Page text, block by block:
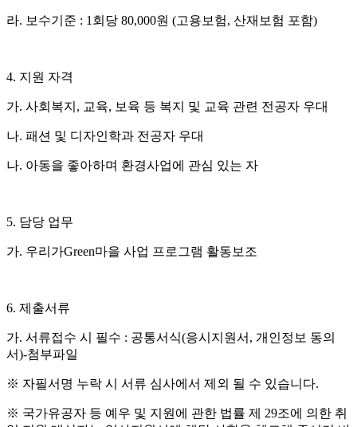
라. 보수기준 : 1 회당 80,000원 (고용보험, 산재보험 포함)
4. 지원 자격
가. 사회복지 , 교육, 보육 등 복지 및 교육 관련 전공자 우대
나. 패션 및 디자인학과 전공자 우대
나. 아동을 좋아하며 환경사업에 관심 있는 자
5. 담당 업무
가. 우리가Green마을 사업 프로그램 활동보조
6. 제출서류
가. 서류접수 시 필수 : 공통서식(응시지원서 , 개인정보 동의
서)-첨부파일
※ 자필서명 누락 시 서류 심사에서 제외 될 수 있습니다.
※ 국가유공자 등 예우 및 지원에 관한 법률 제 29조에 의한 취